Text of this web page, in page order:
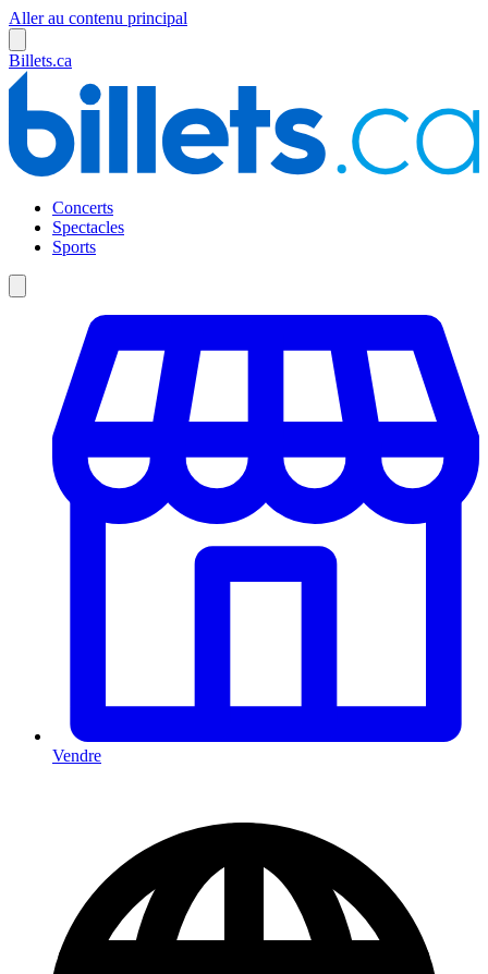
Aller au contenu principal
Billets.ca
Concerts
Spectacles
Sports
Vendre